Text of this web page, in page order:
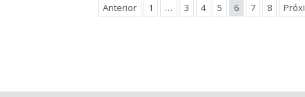
Anterior 1 … 3 4 5 6 7 8